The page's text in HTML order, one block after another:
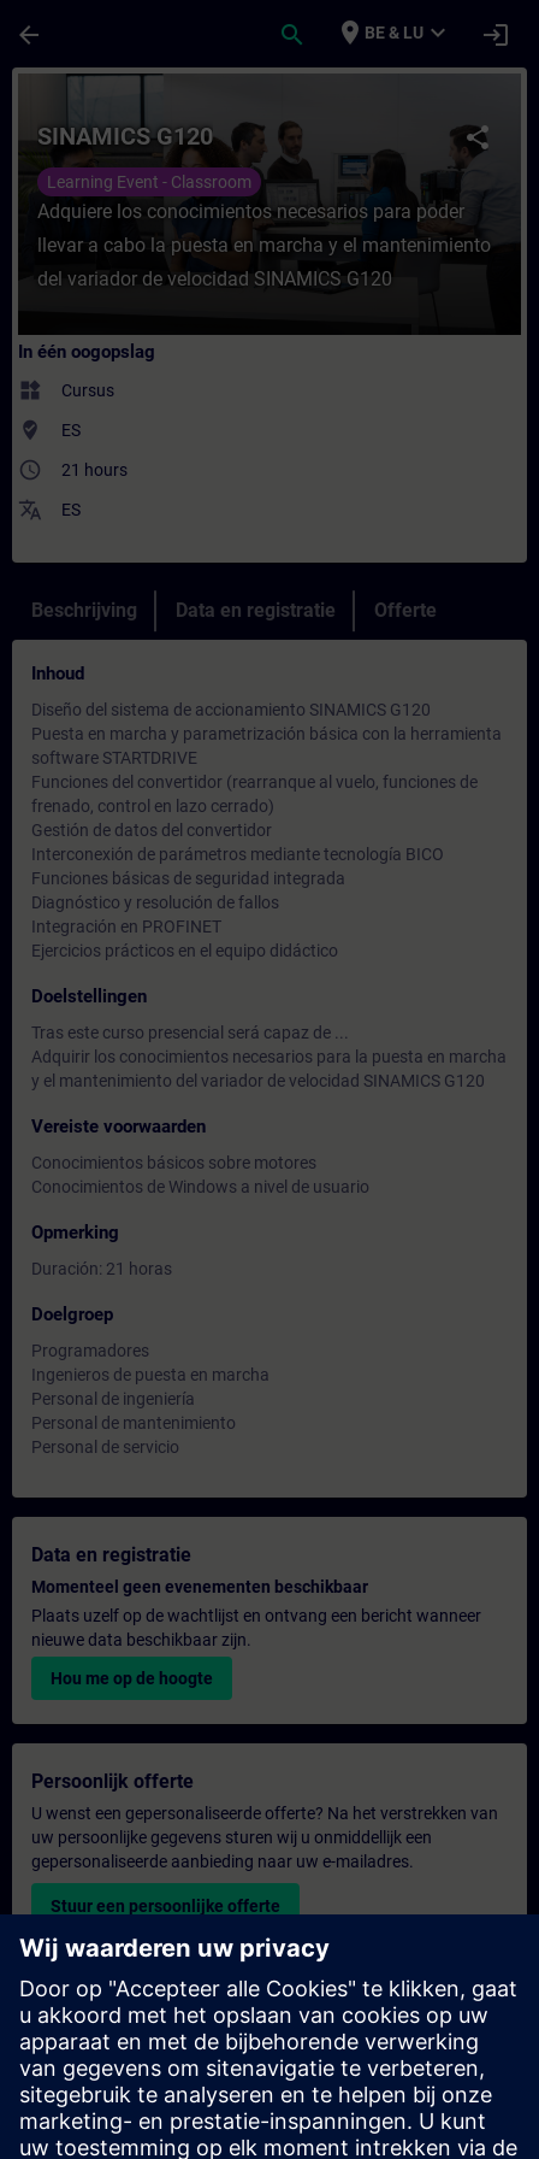
arrow_back search place BE & LU expand_more login
Cursus - SINAMICS G120 - Training -
share
SINAMICS G120
Learning Event - Classroom
Adquiere los conocimientos necesarios para poder
llevar a cabo la puesta en marcha y el mantenimiento
del variador de velocidad SINAMICS G120
In één oogopslag
widgets Cursus
where_to_vote ES
access_time 21 hours
translate ES
Beschrijving Data en registratie Offerte
Inhoud
Diseño del sistema de accionamiento SINAMICS G120
Puesta en marcha y parametrización básica con la herramienta
software STARTDRIVE
Funciones del convertidor (rearranque al vuelo, funciones de
frenado, control en lazo cerrado)
Gestión de datos del convertidor
Interconexión de parámetros mediante tecnología BICO
Funciones básicas de seguridad integrada
Diagnóstico y resolución de fallos
Integración en PROFINET
Ejercicios prácticos en el equipo didáctico
Doelstellingen
Tras este curso presencial será capaz de ...
Adquirir los conocimientos necesarios para la puesta en marcha
y el mantenimiento del variador de velocidad SINAMICS G120
Vereiste voorwaarden
Conocimientos básicos sobre motores
Conocimientos de Windows a nivel de usuario
Opmerking
Duración: 21 horas
Doelgroep
Programadores
Ingenieros de puesta en marcha
Personal de ingeniería
Personal de mantenimiento
Personal de servicio
Data en registratie
Momenteel geen evenementen beschikbaar
Plaats uzelf op de wachtlijst en ontvang een bericht wanneer
nieuwe data beschikbaar zijn.
Hou me op de hoogte
Persoonlijk offerte
U wenst een gepersonaliseerde offerte? Na het verstrekken van
uw persoonlijke gegevens sturen wij u onmiddellijk een
gepersonaliseerde aanbieding naar uw e-mailadres.
Stuur een persoonlijke offerte
Aanvraag voor een exclusieve training
Heeft u een uitgebreidere trainingsbehoefte en wilt u een offerte
voor exclusieve training – op locatie, virtueel of in een SITRAIN-
trainingscentrum? Bezorg ons u uw persoonlijke gegevens en
uw trainingsbehoeften en u ontvangt van ons een offerte voor
een exclusieve training.